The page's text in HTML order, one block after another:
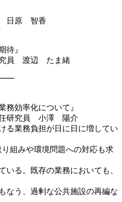
日原 智香
待』
員 渡辺 たま緒
務効率化について』
研究員 小澤 陽介
る業務負担が日に日に増してい
組みや環境問題への対応も求
いる。既存の業務においても、
なう、過剰な公共施設の再編な